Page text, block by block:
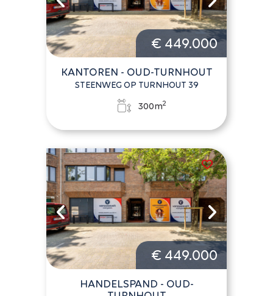
€ 449.000
KANTOREN - OUD-TURNHOUT
STEENWEG OP TURNHOUT 39
300m2
€ 449.000
HANDELSPAND - OUD-